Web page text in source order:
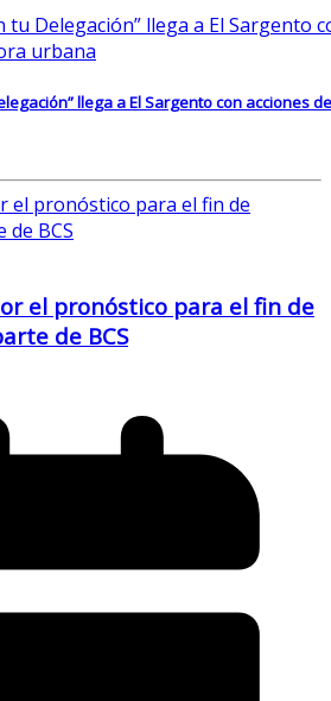
llega a El Sargento con acciones de
el pronóstico para el fin de
de BCS